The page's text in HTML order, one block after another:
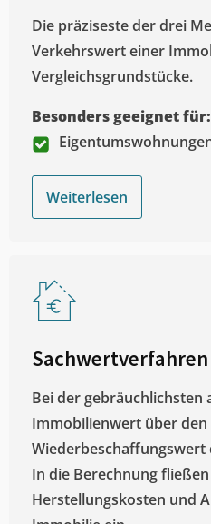
Die präziseste der drei
Verkehrswert einer
Vergleichsgrundstücke.
Besonders geeignet für:
Weiterlesen
Sachwertverfahren
Bei der
Immobilienwert über den
In die Berechnung
Herstellungskosten und